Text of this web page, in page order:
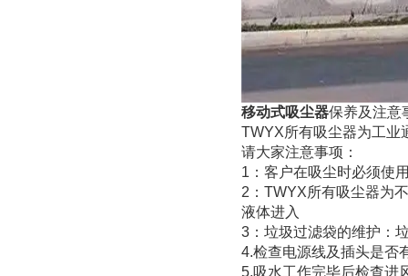
移动式吸尘器保养及注意
TWYX所有吸尘器为工业
请大家注意事项：
1：客户在吸尘时必须使
2：TWYX所有吸尘器为
液体进入
3：垃圾过滤袋的维护：
4.检查电源线及插头是否
5.吸水工作完毕后检查进